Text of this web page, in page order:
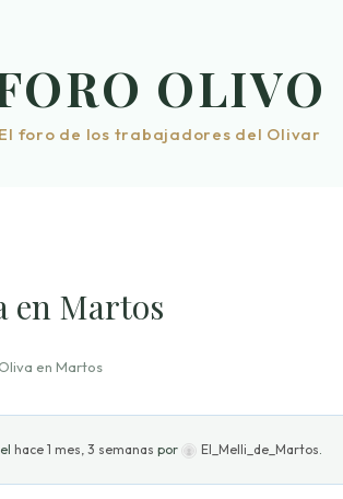
OLIVO
El foro de los trabajadores del Olivar
en Martos
en Martos
hace 1 mes, 3 semanas por El_Melli_de_Martos